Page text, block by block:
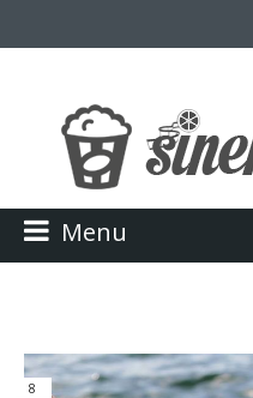
Menu
8